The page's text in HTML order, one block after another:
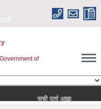
of
सूची दर्ता आह्वान सम्बन्धी